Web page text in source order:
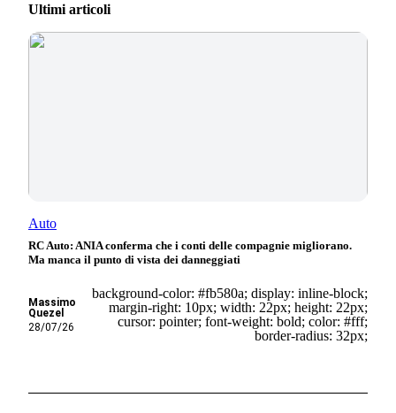
Ultimi articoli
Auto
RC Auto: ANIA conferma che i conti delle compagnie migliorano.
Ma manca il punto di vista dei danneggiati
Massimo
Quezel
28/07/26
background-color: #fb580a; display: inline-block;
margin-right: 10px; width: 22px; height: 22px;
cursor: pointer; font-weight: bold; color: #fff;
border-radius: 32px;